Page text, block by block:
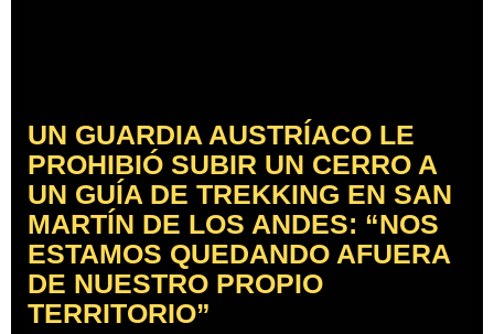
UN GUARDIA AUSTRÍACO LE
PROHIBIÓ SUBIR UN CERRO A
UN GUÍA DE TREKKING EN SAN
MARTÍN DE LOS ANDES: “NOS
ESTAMOS QUEDANDO AFUERA
DE NUESTRO PROPIO
TERRITORIO”